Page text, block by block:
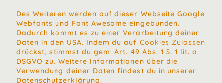
Des Weiteren werden auf dieser Webseite Google
Webfonts und Font Awesome eingebunden.
Dadurch kommt es zu einer Verarbeitung deiner
Daten in den USA. Indem du auf Cookies Zulassen
drückst, stimmst du gem. Art. 49 Abs. 1 S. 1 lit. a
DSGVO zu. Weitere Informationen über die
Verwendung deiner Daten findest du in unserer
Datenschutzerklärung.